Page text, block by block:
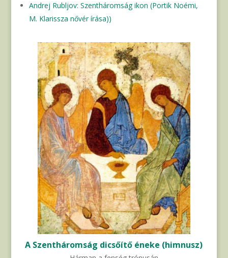
Andrej Rubljov: Szentháromság ikon (Portik Noémi,
M. Klarissza nővér írása))
A Szentháromság dicsőítő éneke (himnusz)